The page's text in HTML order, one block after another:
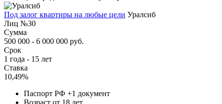
Под залог квартиры на любые цели Уралсиб
Лиц №30
Сумма
500 000 - 6 000 000 руб.
Срок
1 года - 15 лет
Ставка
10,49%
Паспорт РФ +1 документ
Возраст от 18 лет